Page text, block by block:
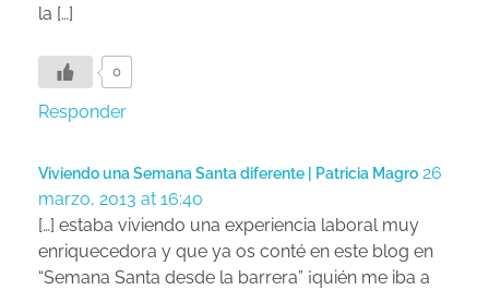
la […]
0
Responder
Viviendo una Semana Santa diferente | Patricia Magro 26
marzo, 2013 at 16:40
[…] estaba viviendo una experiencia laboral muy
enriquecedora y que ya os conté en este blog en
“Semana Santa desde la barrera” ¡quién me iba a